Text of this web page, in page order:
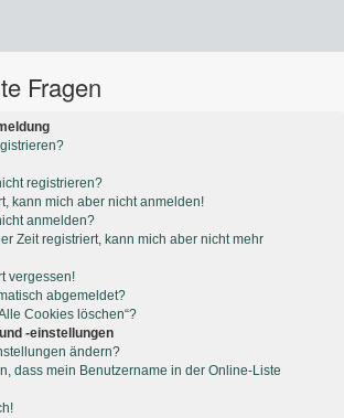
Fragen
registrieren?
kann mich aber nicht anmelden!
anmelden?
Zeit registriert, kann mich aber nicht mehr
vergessen!
abgemeldet?
Cookies löschen“?
-einstellungen
ändern?
dass mein Benutzername in der Online-Liste